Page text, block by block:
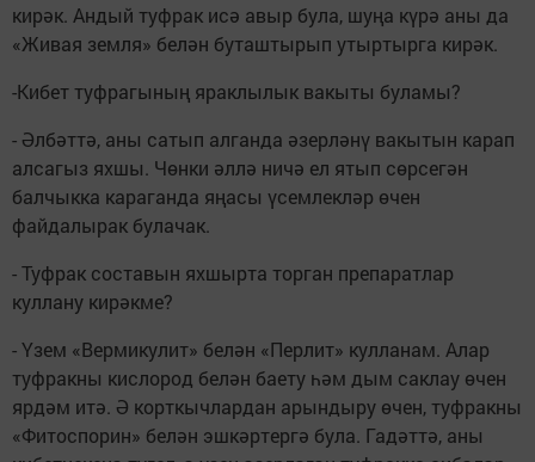
кирәк. Андый туфрак исә авыр була, шуңа күрә аны да
«Живая земля» белән буташтырып утыртырга кирәк.
-Кибет туфрагының яраклылык вакыты буламы?
- Әлбәттә, аны сатып алганда әзерләнү вакытын карап
алсагыз яхшы. Чөнки әллә ничә ел ятып сөрсегән
балчыкка караганда яңасы үсемлекләр өчен
файдалырак булачак.
- Туфрак составын яхшырта торган препаратлар
куллану кирәкме?
- Үзем «Вермикулит» белән «Перлит» кулланам. Алар
туфракны кислород белән баету һәм дым саклау өчен
ярдәм итә. Ә корткычлардан арындыру өчен, туфракны
«Фитоспорин» белән эшкәртергә була. Гадәттә, аны